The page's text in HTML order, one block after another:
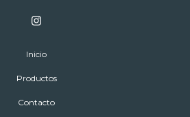
Inicio
Productos
Contacto